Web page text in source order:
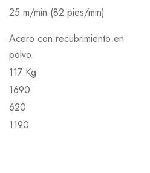
25 m/min (82 pies/min)
Acero con recubrimiento en
polvo
117 Kg
1690
620
1190